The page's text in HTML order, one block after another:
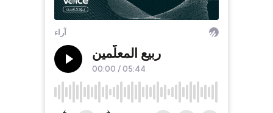
آراء
ربيع المعلّمين
00:00 / 05:44